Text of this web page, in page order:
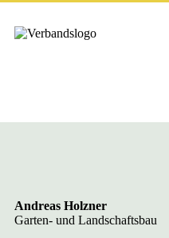
Andreas Holzner
Garten- und Landschaftsbau